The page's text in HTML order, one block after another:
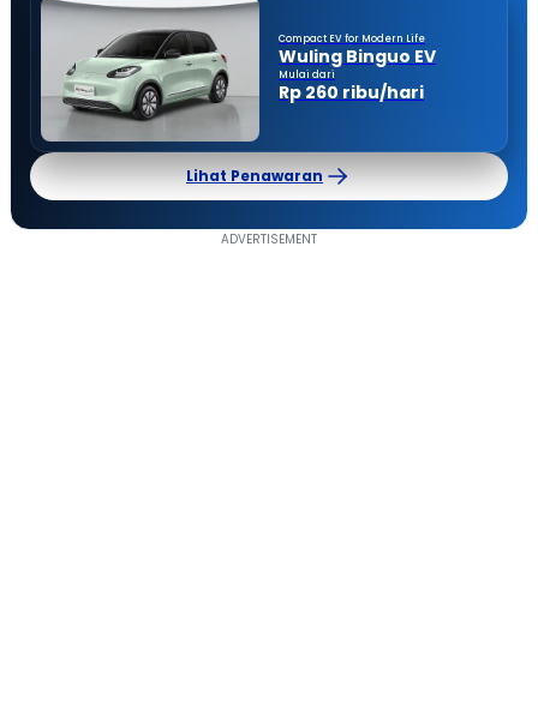
Compact EV for Modern Life
Wuling Binguo EV
Mulai dari
Rp 260 ribu/hari
Lihat Penawaran